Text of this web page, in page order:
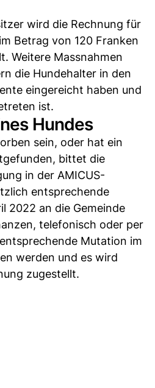
wird die Rechnung für
Betrag von 120 Franken
Weitere Massnahmen
die Hundehalter in den
eingereicht haben und
ist.
Hundes
sein, oder hat ein
bittet die
in der AMICUS-
entsprechende
2022 an die Gemeinde
telefonisch oder per
Mutation im
werden und es wird
zugestellt.